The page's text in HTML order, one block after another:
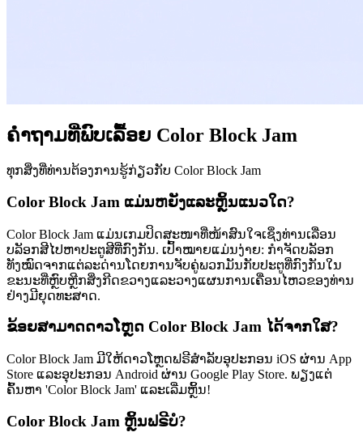
ຄຳຖາມທີ່ພົບເລື້ອຍ Color Block Jam
ທຸກສິ່ງທີ່ທ່ານຕ້ອງການຮູ້ກ່ຽວກັບ Color Block Jam
Color Block Jam ແມ່ນຫຍັງແລະຫຼິ້ນແນວໃດ?
Color Block Jam ແມ່ນເກມປິດສະໜາທີ່ໜ້າສົນໃຈເຊິ່ງທ່ານເລື່ອນ
ບລັອກສີໄປຫາປະຕູສີທີ່ກົງກັນ. ເປົ້າໝາຍແມ່ນງ່າຍ: ກຳຈັດບລັອກ
ທັງໝົດຈາກແຕ່ລະດ່ານໂດຍການຈັບຄູ່ພວກມັນກັບປະຕູທີ່ກົງກັນໃນ
ຂະນະທີ່ຫຼົບຫຼີກສິ່ງກີດຂວາງແລະວາງແຜນການເຄື່ອນໄຫວຂອງທ່ານ
ຢ່າງມີຍຸດທະສາດ.
ຂ້ອຍສາມາດດາວໂຫຼດ Color Block Jam ໄດ້ຈາກໃສ?
Color Block Jam ມີໃຫ້ດາວໂຫຼດຟຣີສຳລັບອຸປະກອນ iOS ຜ່ານ App
Store ແລະອຸປະກອນ Android ຜ່ານ Google Play Store. ພຽງແຕ່
ຄົ້ນຫາ 'Color Block Jam' ແລະເລີ່ມຫຼິ້ນ!
Color Block Jam ຫຼິ້ນຟຣີບໍ?